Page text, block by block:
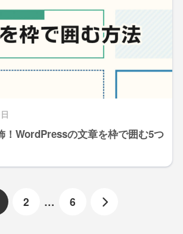
！WordPressの文章を枠で囲む5つ
2 … 6